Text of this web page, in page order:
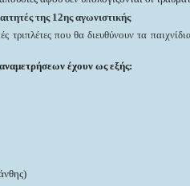
της 12ης αγωνιστικής
που θα διευθύνουν τα
έχουν ως εξής: